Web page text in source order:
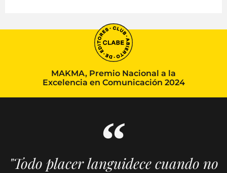
MAKMA, Premio Nacional a la
Excelencia en Comunicación 2024
"Todo placer languidece cuando no